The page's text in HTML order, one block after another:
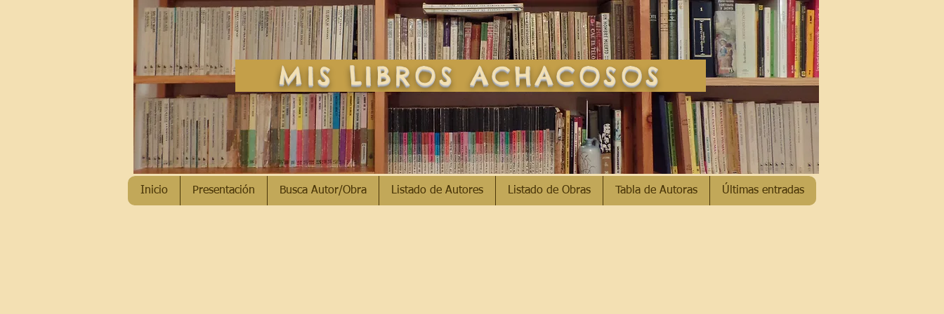
MIS LIBROS ACHACOSOS
Inicio Presentación Busca Autor/Obra Listado de Autores Listado de Obras Tabla de Autoras Últimas entradas